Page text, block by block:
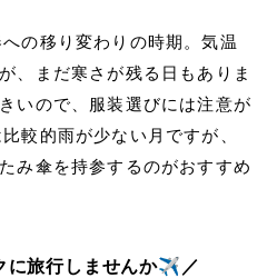
の移り変わりの時期。気温
、まだ寒さが残る日もありま
いので、服装選びには注意が
較的雨が少ない月ですが、
み傘を持参するのがおすすめ
に旅行しませんか✈️／